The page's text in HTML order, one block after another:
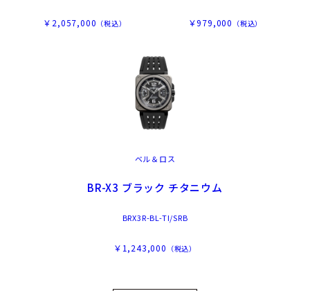
￥2,057,000 （税込） ￥979,000 （税込）
ベル＆ロス
BR-X3 ブラック チタニウム
BRX3R-BL-TI/SRB
￥1,243,000 （税込）